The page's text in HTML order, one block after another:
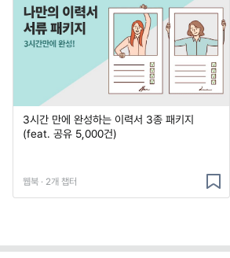
3시간 만에 완성하는 이력서 3종 패키지
(feat. 공유 5,000건)
웹북 · 2개 챕터